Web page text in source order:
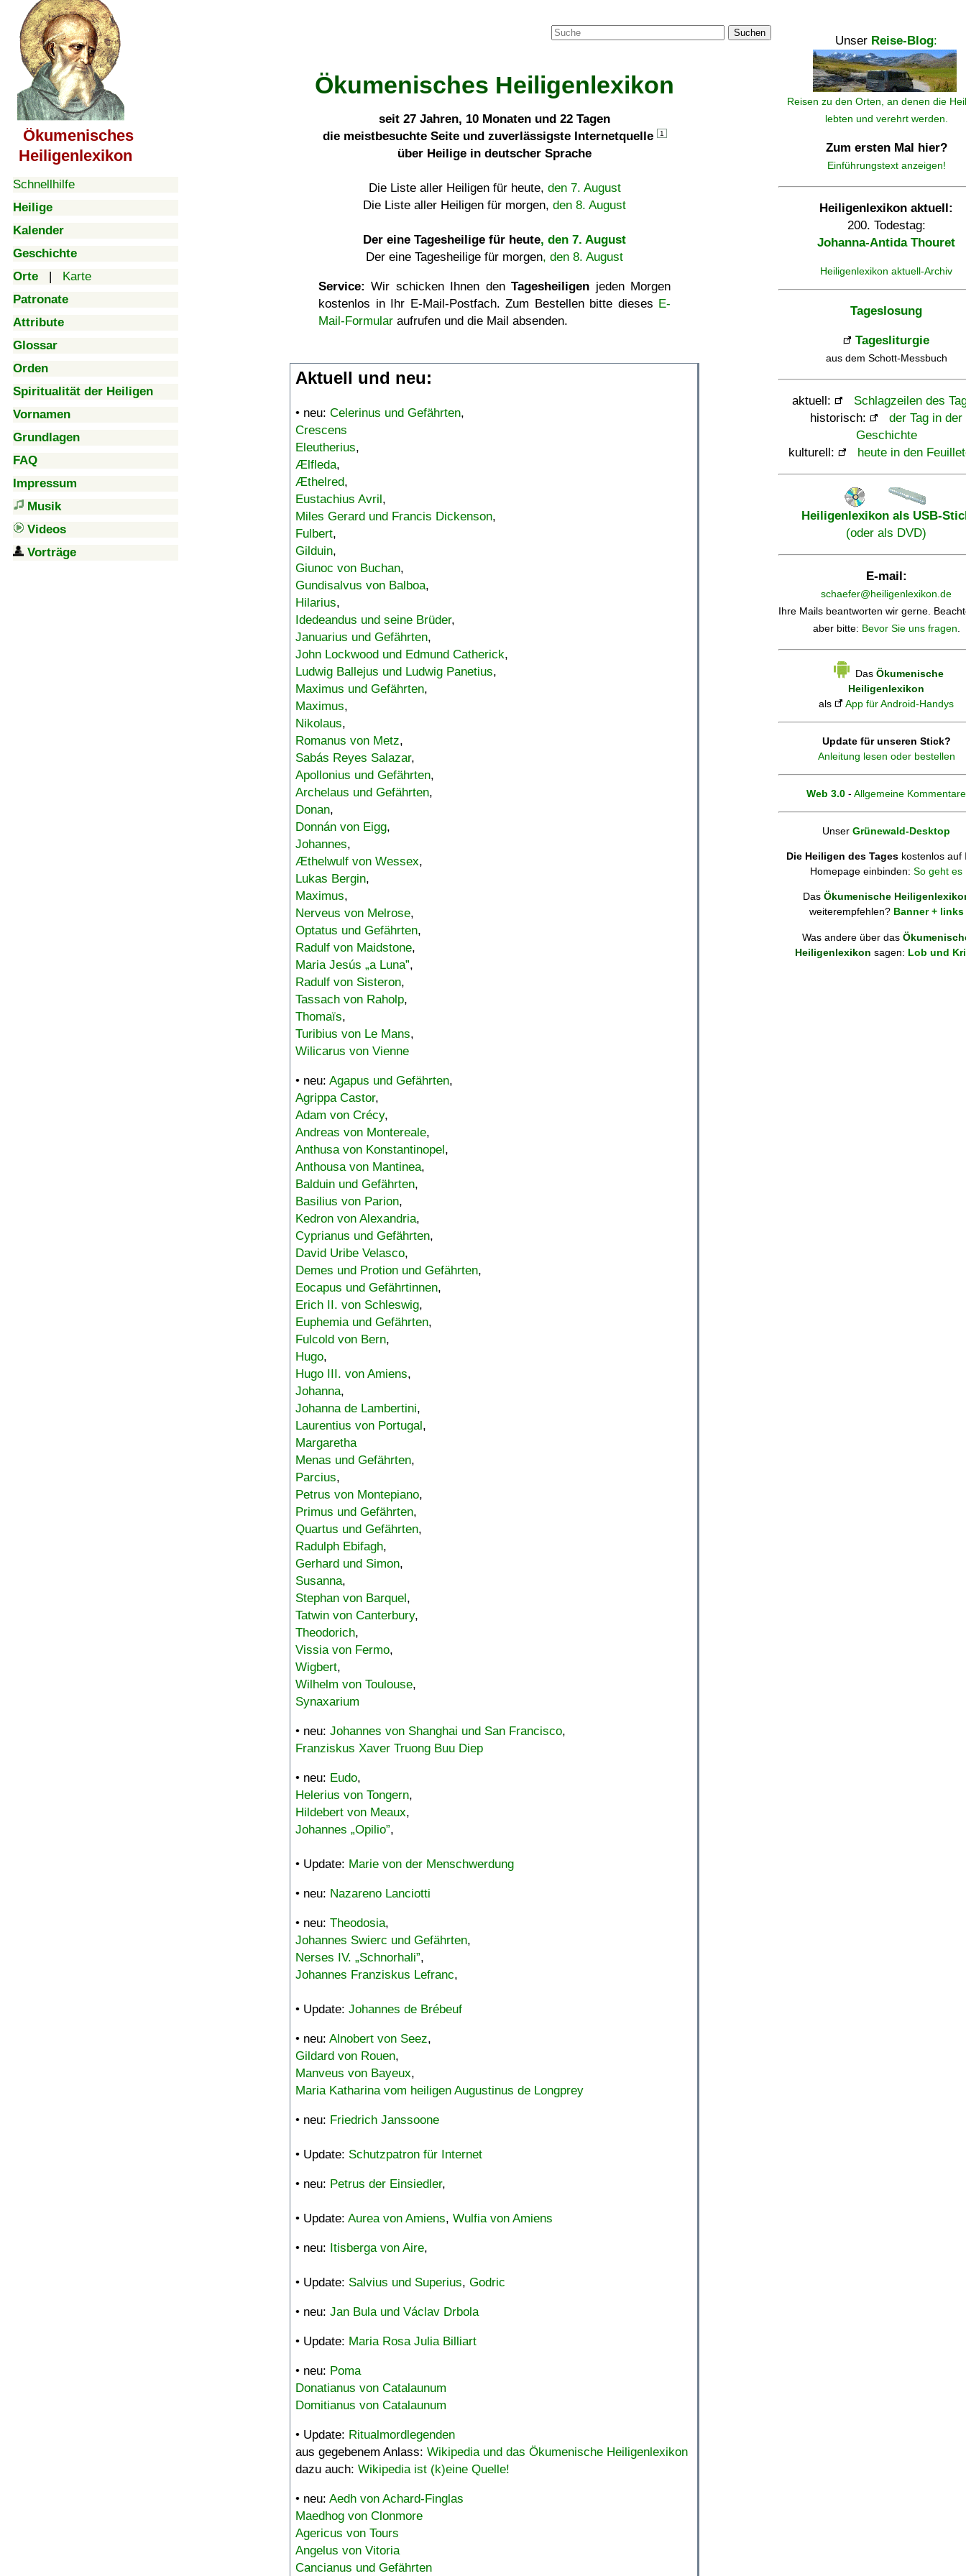
Ökumenisches
Heiligenlexikon
Schnellhilfe
Heilige
Kalender
Geschichte
Orte | Karte
Patronate
Attribute
Glossar
Orden
Spiritualität der Heiligen
Vornamen
Grundlagen
FAQ
Impressum
Musik
Videos
Vorträge
Suchen
Ökumenisches Heiligenlexikon
seit 27 Jahren, 10 Monaten und 22 Tagen
die meistbesuchte Seite und zuverlässigste Internetquelle
1
über Heilige in deutscher Sprache
Die Liste aller Heiligen für heute, den 7. August
Die Liste aller Heiligen für morgen, den 8. August
Der eine Tagesheilige für heute, den 7. August
Der eine Tagesheilige für morgen, den 8. August
Service: Wir schicken Ihnen denTagesheiligen jeden Morgen
kostenlos in Ihr E-Mail-Postfach. Zum Bestellen bitte dieses E-
Mail-Formular aufrufen und die Mail absenden.
Aktuell und neu:
• neu: Celerinus und Gefährten,
Crescens
Eleutherius,
Ælfleda,
Æthelred,
Eustachius Avril,
Miles Gerard und Francis Dickenson,
Fulbert,
Gilduin,
Giunoc von Buchan,
Gundisalvus von Balboa,
Hilarius,
Idedeandus und seine Brüder,
Januarius und Gefährten,
John Lockwood und Edmund Catherick,
Ludwig Ballejus und Ludwig Panetius,
Maximus und Gefährten,
Maximus,
Nikolaus,
Romanus von Metz,
Sabás Reyes Salazar,
Apollonius und Gefährten,
Archelaus und Gefährten,
Donan,
Donnán von Eigg,
Johannes,
Æthelwulf von Wessex,
Lukas Bergin,
Maximus,
Nerveus von Melrose,
Optatus und Gefährten,
Radulf von Maidstone,
Maria Jesús „a Luna”,
Radulf von Sisteron,
Tassach von Raholp,
Thomaïs,
Turibius von Le Mans,
Wilicarus von Vienne
• neu: Agapus und Gefährten,
Agrippa Castor,
Adam von Crécy,
Andreas von Montereale,
Anthusa von Konstantinopel,
Anthousa von Mantinea,
Balduin und Gefährten,
Basilius von Parion,
Kedron von Alexandria,
Cyprianus und Gefährten,
David Uribe Velasco,
Demes und Protion und Gefährten,
Eocapus und Gefährtinnen,
Erich II. von Schleswig,
Euphemia und Gefährten,
Fulcold von Bern,
Hugo,
Hugo III. von Amiens,
Johanna,
Johanna de Lambertini,
Laurentius von Portugal,
Margaretha
Menas und Gefährten,
Parcius,
Petrus von Montepiano,
Primus und Gefährten,
Quartus und Gefährten,
Radulph Ebifagh,
Gerhard und Simon,
Susanna,
Stephan von Barquel,
Tatwin von Canterbury,
Theodorich,
Vissia von Fermo,
Wigbert,
Wilhelm von Toulouse,
Synaxarium
• neu: Johannes von Shanghai und San Francisco,
Franziskus Xaver Truong Buu Diep
• neu: Eudo,
Helerius von Tongern,
Hildebert von Meaux,
Johannes „Opilio”,
• Update: Marie von der Menschwerdung
• neu: Nazareno Lanciotti
• neu: Theodosia,
Johannes Swierc und Gefährten,
Nerses IV. „Schnorhali”,
Johannes Franziskus Lefranc,
• Update: Johannes de Brébeuf
• neu: Alnobert von Seez,
Gildard von Rouen,
Manveus von Bayeux,
Maria Katharina vom heiligen Augustinus de Longprey
• neu: Friedrich Janssoone
• Update: Schutzpatron für Internet
• neu: Petrus der Einsiedler,
• Update: Aurea von Amiens, Wulfia von Amiens
• neu: Itisberga von Aire,
• Update: Salvius und Superius, Godric
• neu: Jan Bula und Václav Drbola
• Update: Maria Rosa Julia Billiart
• neu: Poma
Donatianus von Catalaunum
Domitianus von Catalaunum
• Update: Ritualmordlegenden
aus gegebenem Anlass: Wikipedia und das Ökumenische Heiligenlexikon
dazu auch: Wikipedia ist (k)eine Quelle!
• neu: Aedh von Achard-Finglas
Maedhog von Clonmore
Agericus von Tours
Angelus von Vitoria
Cancianus und Gefährten
Unser Reise-Blog:
Reisen zu den Orten, an denen die
lebten und verehrt werden.
Zum ersten Mal hier?
Einführungstext anzeigen!
Heiligenlexikon aktuell:
200. Todestag:
Johanna-Antida Thouret
Heiligenlexikon aktuell-Archiv
Tageslosung
Tagesliturgie
aus dem Schott-Messbuch
aktuell:
Schlagzeilen des
historisch:
der Tag in der
Geschichte
kulturell:
heute in den
Heiligenlexikon als USB-
(oder als DVD)
E-mail:
schaefer@heiligenlexikon.de
Ihre Mails beantworten wir gerne.
aber bitte: Bevor Sie uns fragen.
Das Ökumenische
Heiligenlexikon
als
App für Android-Handys
Update für unseren Stick?
Anleitung lesen oder bestellen
Web 3.0 - Allgemeine Kommentare
Unser Grünewald-Desktop
Die Heiligen des Tages kostenlos auf
Homepage einbinden: So geht es
Das Ökumenische
weiterempfehlen? Banner + links
Was andere über das
Heiligenlexikon sagen: Lob und